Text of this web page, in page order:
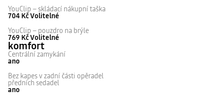
YouClip – skládací nákupní taška
704 KčVolitelné
YouClip – pouzdro na brýle
769 KčVolitelné
komfort
Centrální zamykání
ano
Bez kapes v zadní části opěradel
předních sedadel
ano